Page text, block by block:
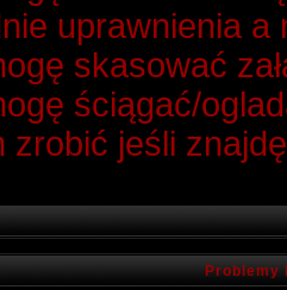
uprawnienia a
skasować
ściągać/
zrobić jeśli
Problemy